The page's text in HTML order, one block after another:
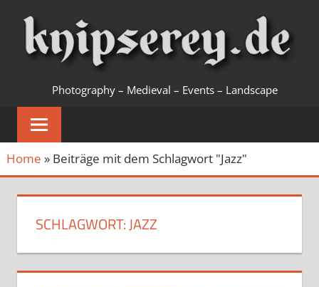
springen
KNIPSEREY
Photography – Medieval – Events – Landscape
Home » Beiträge mit dem Schlagwort "Jazz"
SCHLAGWORT:JAZZ